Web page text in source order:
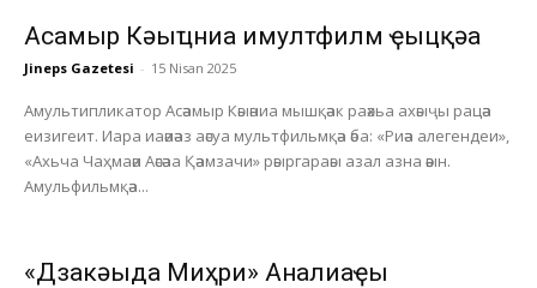
Асҭамыр Кәыҵниа имултфилм ҿыцқәа
Jineps Gazetesi - 15 Nisan 2025
Амультипликатор Асәамыр Кәыәниа мышқәак раәхьа ахәыҷы рацәа
еизигеит. Иара иаәиәаз аәсуа мультфильмқәа әба: «Риәа алегендеи»,
«Ахьча Чаҳмаәи Аәсәаа Қәамзачи» рәыргараәы азал азна әәын.
Амульфильмқәа...
«Дзакәыда Миҳри» Анҭалиаҿы